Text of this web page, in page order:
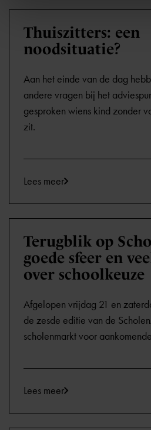
Thuiszitters: een
noodsituatie?
Aan het einde van de dag
andere vragen bij het
gesproken wiens kind zonder
zit.
Lees meer
Terugblik op
goede sfeer en
over schoolkeuze
Afgelopen vrijdag 21 en
de zesde editie van de
scholenmarkt voor
Lees meer